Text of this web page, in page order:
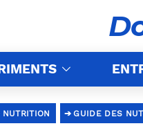
GUIDE DES
NUTRITION